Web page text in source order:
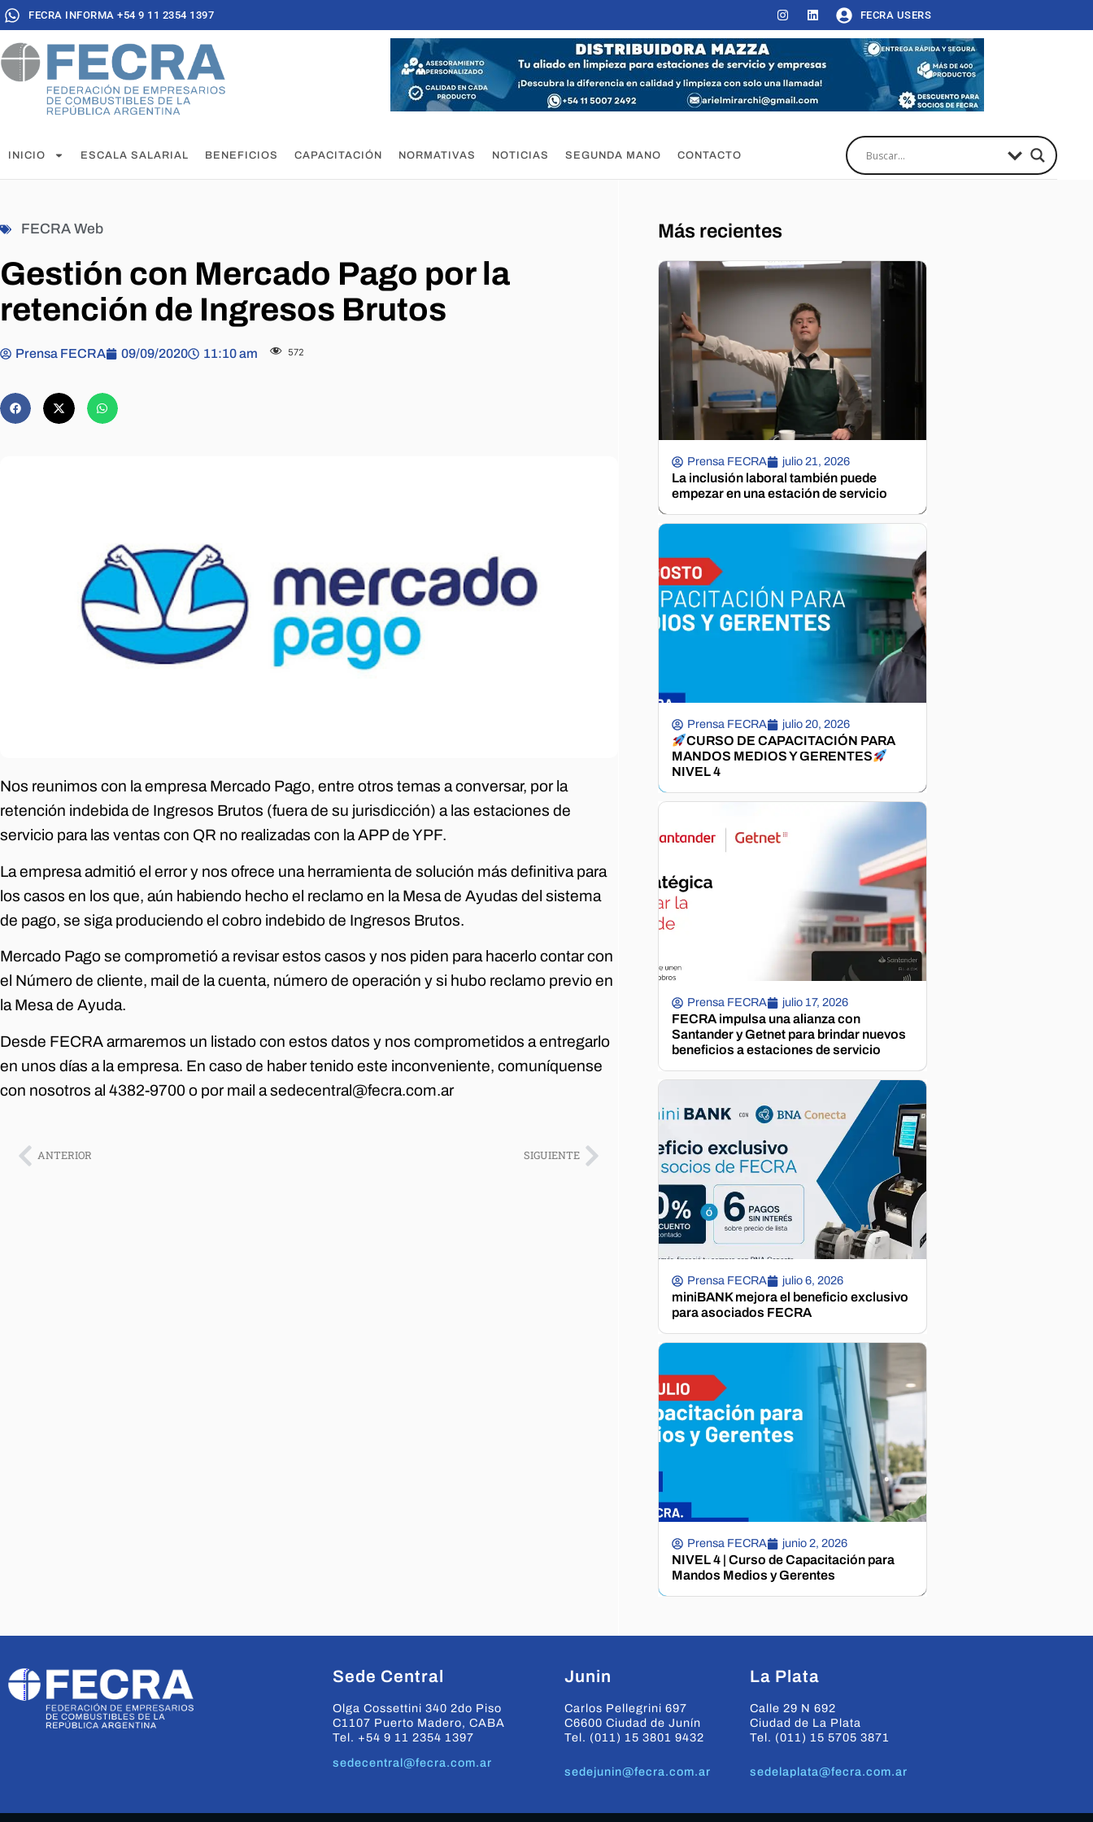
FECRA INFORMA +54 9 11 2354 1397 FECRA USERS
INICIO ESCALA SALARIAL BENEFICIOS CAPACITACIÓN NORMATIVAS NOTICIAS SEGUNDA MANO CONTACTO
FECRA Web
Gestión con Mercado Pago por la
retención de Ingresos Brutos
Prensa FECRA 09/09/2020 11:10 am 572
Nos reunimos con la empresa Mercado Pago, entre otros temas a conversar, por la
retención indebida de Ingresos Brutos (fuera de su jurisdicción) a las estaciones de
servicio para las ventas con QR no realizadas con la APP de YPF.
La empresa admitió el error y nos ofrece una herramienta de solución más definitiva para
los casos en los que, aún habiendo hecho el reclamo en la Mesa de Ayudas del sistema
de pago, se siga produciendo el cobro indebido de Ingresos Brutos.
Mercado Pago se comprometió a revisar estos casos y nos piden para hacerlo contar con
el Número de cliente, mail de la cuenta, número de operación y si hubo reclamo previo en
la Mesa de Ayuda.
Desde FECRA armaremos un listado con estos datos y nos comprometidos a entregarlo
en unos días a la empresa. En caso de haber tenido este inconveniente, comuníquense
con nosotros al 4382-9700 o por mail a sedecentral@fecra.com.ar
ANTERIOR SIGUIENTE
Más recientes
Prensa FECRA julio 21, 2026
La inclusión laboral también puede
empezar en una estación de servicio
Prensa FECRA julio 20, 2026
CURSO DE CAPACITACIÓN PARA
MANDOS MEDIOS Y GERENTES
NIVEL 4
Prensa FECRA julio 17, 2026
FECRA impulsa una alianza con
Santander y Getnet para brindar nuevos
beneficios a estaciones de servicio
Prensa FECRA julio 6, 2026
miniBANK mejora el beneficio exclusivo
para asociados FECRA
Prensa FECRA junio 2, 2026
NIVEL 4 | Curso de Capacitación para
Mandos Medios y Gerentes
Sede Central
Olga Cossettini 340 2do Piso
C1107 Puerto Madero, CABA
Tel. +54 9 11 2354 1397
sedecentral@fecra.com.ar
Junin
Carlos Pellegrini 697
C6600 Ciudad de Junín
Tel. (011) 15 3801 9432
sedejunin@fecra.com.ar
La Plata
Calle 29 N 692
Ciudad de La Plata
Tel. (011) 15 5705 3871
sedelaplata@fecra.com.ar